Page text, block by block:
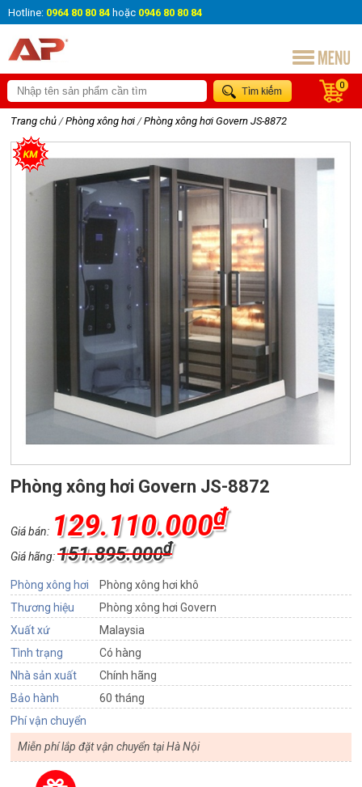
Hotline: 0964 80 80 84 hoặc 0946 80 80 84
0
Trang chủ / Phòng xông hơi / Phòng xông hơi Govern JS-8872
Phòng xông hơi Govern JS-8872
Giá bán: 129.110.000₫
Giá hãng:151.895.000₫
Phòng xông hơi
Phòng xông hơi khô
Thương hiệu
Phòng xông hơi Govern
Xuất xứ
Malaysia
Tình trạng
Có hàng
Nhà sản xuất
Chính hãng
Bảo hành
60 tháng
Phí vận chuyển
Miễn phí lắp đặt vận chuyển tại Hà Nội